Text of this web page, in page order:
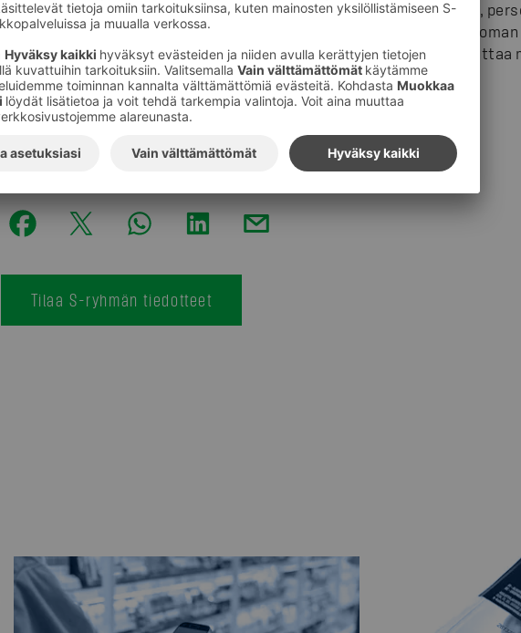
Heitä me autamme tavarataloissamme muutenkin löytämään oman,
Omasta ulkonäöstään huolehtiminen on itsensä kunnioittamista ja oman
arvostamista", jatkaa Backström ja lisää, että Sokos aikoo vakiinnuttaa
jokavuotisia muotiviikkojaan.
Kuvat:S-Ryhmä
Tilaa S-ryhmän tiedotteet